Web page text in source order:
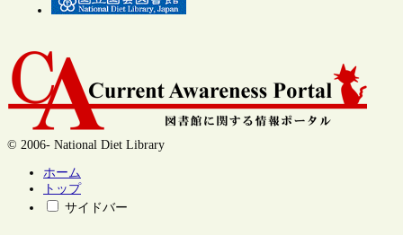
© 2006- National Diet Library
ホーム
トップ
サイドバー